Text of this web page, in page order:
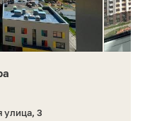
улица, 3